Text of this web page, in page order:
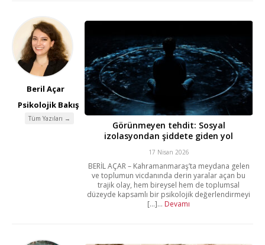
Beril Açar
Psikolojik Bakış
Tüm Yazıları →
Görünmeyen tehdit: Sosyal
izolasyondan şiddete giden yol
17 Nisan 2026
BERİL AÇAR – Kahramanmaraş’ta meydana gelen
ve toplumun vicdanında derin yaralar açan bu
trajik olay, hem bireysel hem de toplumsal
düzeyde kapsamlı bir psikolojik değerlendirmeyi
[...]... Devamı